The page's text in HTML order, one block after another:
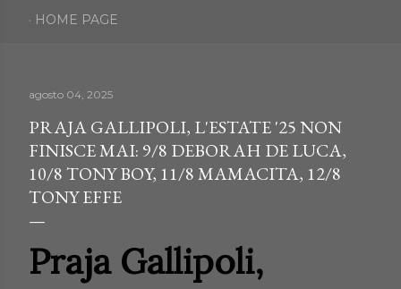
HOME PAGE
agosto 04, 2025
PRAJA GALLIPOLI, L'ESTATE '25 NON
FINISCE MAI: 9/8 DEBORAH DE LUCA,
10/8 TONY BOY, 11/8 MAMACITA, 12/8
TONY EFFE
Praja Gallipoli,